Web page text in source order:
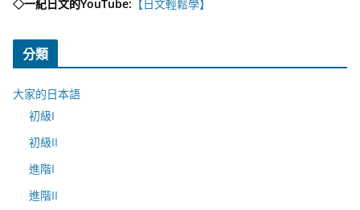
◇一紀日文的YouTube: 【日文輕鬆學】
分類
大家的日本語
初級I
初級II
進階I
進階II